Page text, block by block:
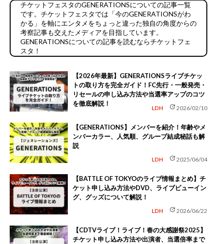
チケットフェスタのGENERATIONSについての記事一覧
です。チケットフェスタでは「今のGENERATIONSがわ
かる」を軸にエンタメをちょっと違った独自の角度からの
考察記事も交えたメディアを目指しています。
GENERATIONSについての記事を読むならチケットフェ
スタ！
【2026年最新】GENERATIONSライブチケッ
トの取り方を完全ガイド！FC先行・一般発売・
リセールの申し込み方法や当選率アップのコツ
を徹底解説！
LDH update2026/02/10
【GENERATIONS】メンバーを紹介！年齢やメ
ンバーカラー、人気順、グループ結成秘話も解
説
LDH update2025/06/04
【BATTLE OF TOKYOのライブ情報まとめ】チ
ケット申し込み方法やDVD、ライブビューイン
グ、グッズについて解説！
LDH update2026/06/22
【CDTVライブ！ライブ！春の大感謝祭2025】
チケット申し込み方法や出演者、当選倍率まで